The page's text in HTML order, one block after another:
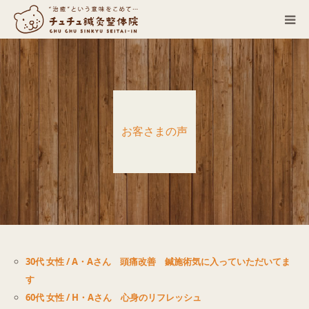
お客さまの声
30代 女性 / A・Aさん 頭痛改善 鍼施術気に入っていただいてま
す
60代 女性 / H・Aさん 心身のリフレッシュ
当院について
営業カレンダー
お客さまの声
症例
ACCESS
ブログ